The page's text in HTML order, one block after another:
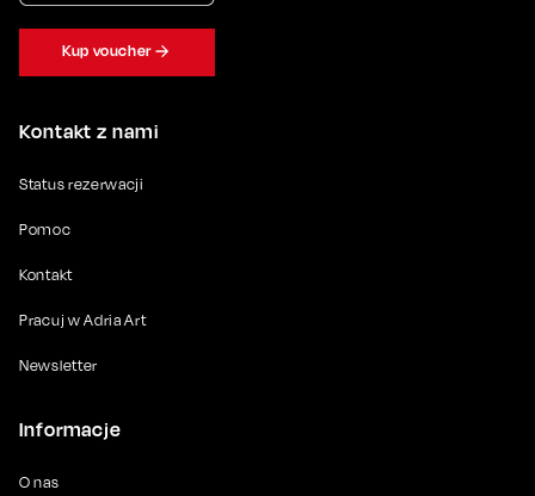
Kontakt z nami
Status rezerwacji
Pomoc
Kontakt
Pracuj w Adria Art
Newsletter
Informacje
O nas
Kup voucher